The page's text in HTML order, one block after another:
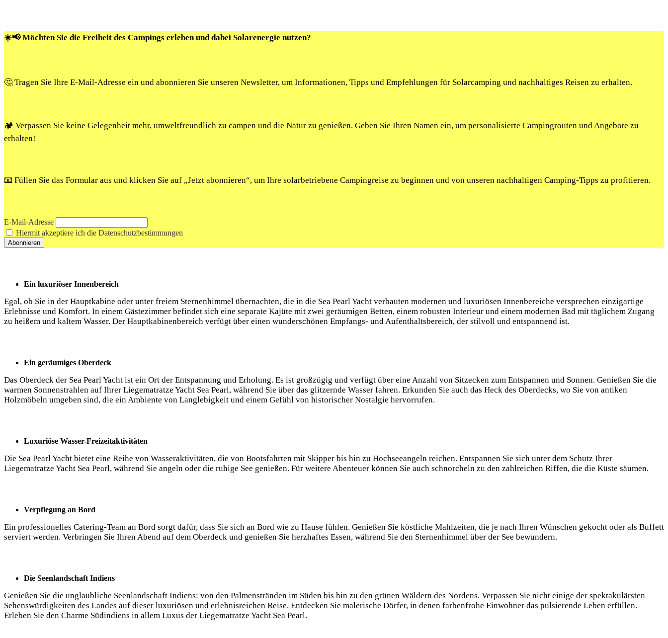
☀️📢 Möchten Sie die Freiheit des Campings erleben und dabei Solarenergie nutzen?
🤔 Tragen Sie Ihre E-Mail-Adresse ein und abonnieren Sie unseren Newsletter, um Informationen, Tipps und Empfehlungen für Solarcamping und nachhaltiges Reisen zu erhalten.
🏕️ Verpassen Sie keine Gelegenheit mehr, umweltfreundlich zu campen und die Natur zu genießen. Geben Sie Ihren Namen ein, um personalisierte Campingrouten und Angebote zu
erhalten!
📧 Füllen Sie das Formular aus und klicken Sie auf „Jetzt abonnieren“, um Ihre solarbetriebene Campingreise zu beginnen und von unseren nachhaltigen Camping-Tipps zu profitieren.
E-Mail-Adresse
Hiermit akzeptiere ich die Datenschutzbestimmungen
Ein luxuriöser Innenbereich
Egal, ob Sie in der Hauptkabine oder unter freiem Sternenhimmel übernachten, die in die Sea Pearl Yacht verbauten modernen und luxuriösen Innenbereiche versprechen einzigartige
Erlebnisse und Komfort. In einem Gästezimmer befindet sich eine separate Kajüte mit zwei geräumigen Betten, einem robusten Interieur und einem modernen Bad mit täglichem Zugang
zu heißem und kaltem Wasser. Der Hauptkabinenbereich verfügt über einen wunderschönen Empfangs- und Aufenthaltsbereich, der stilvoll und entspannend ist.
Ein geräumiges Oberdeck
Das Oberdeck der Sea Pearl Yacht ist ein Ort der Entspannung und Erholung. Es ist großzügig und verfügt über eine Anzahl von Sitzecken zum Entspannen und Sonnen. Genießen Sie die
warmen Sonnenstrahlen auf Ihrer Liegematratze Yacht Sea Pearl, während Sie über das glitzernde Wasser fahren. Erkunden Sie auch das Heck des Oberdecks, wo Sie von antiken
Holzmöbeln umgeben sind, die ein Ambiente von Langlebigkeit und einem Gefühl von historischer Nostalgie hervorrufen.
Luxuriöse Wasser-Freizeitaktivitäten
Die Sea Pearl Yacht bietet eine Reihe von Wasseraktivitäten, die von Bootsfahrten mit Skipper bis hin zu Hochseeangeln reichen. Entspannen Sie sich unter dem Schutz Ihrer
Liegematratze Yacht Sea Pearl, während Sie angeln oder die ruhige See genießen. Für weitere Abenteuer können Sie auch schnorcheln zu den zahlreichen Riffen, die die Küste säumen.
Verpflegung an Bord
Ein professionelles Catering-Team an Bord sorgt dafür, dass Sie sich an Bord wie zu Hause fühlen. Genießen Sie köstliche Mahlzeiten, die je nach Ihren Wünschen gekocht oder als Buffett
serviert werden. Verbringen Sie Ihren Abend auf dem Oberdeck und genießen Sie herzhaftes Essen, während Sie den Sternenhimmel über der See bewundern.
Die Seenlandschaft Indiens
Genießen Sie die unglaubliche Seenlandschaft Indiens: von den Palmenstränden im Süden bis hin zu den grünen Wäldern des Nordens. Verpassen Sie nicht einige der spektakulärsten
Sehenswürdigkeiten des Landes auf dieser luxuriösen und erlebnisreichen Reise. Entdecken Sie malerische Dörfer, in denen farbenfrohe Einwohner das pulsierende Leben erfüllen.
Erleben Sie den Charme Südindiens in allem Luxus der Liegematratze Yacht Sea Pearl.